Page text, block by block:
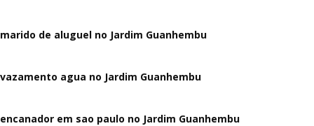
marido de aluguel no Jardim Guanhembu
vazamento agua no Jardim Guanhembu
encanador em sao paulo no Jardim Guanhembu